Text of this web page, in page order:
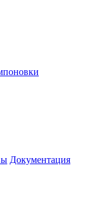
Документация